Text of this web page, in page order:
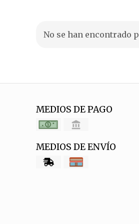
No se han encontrado
MEDIOS DE PAGO
MEDIOS DE ENVÍO